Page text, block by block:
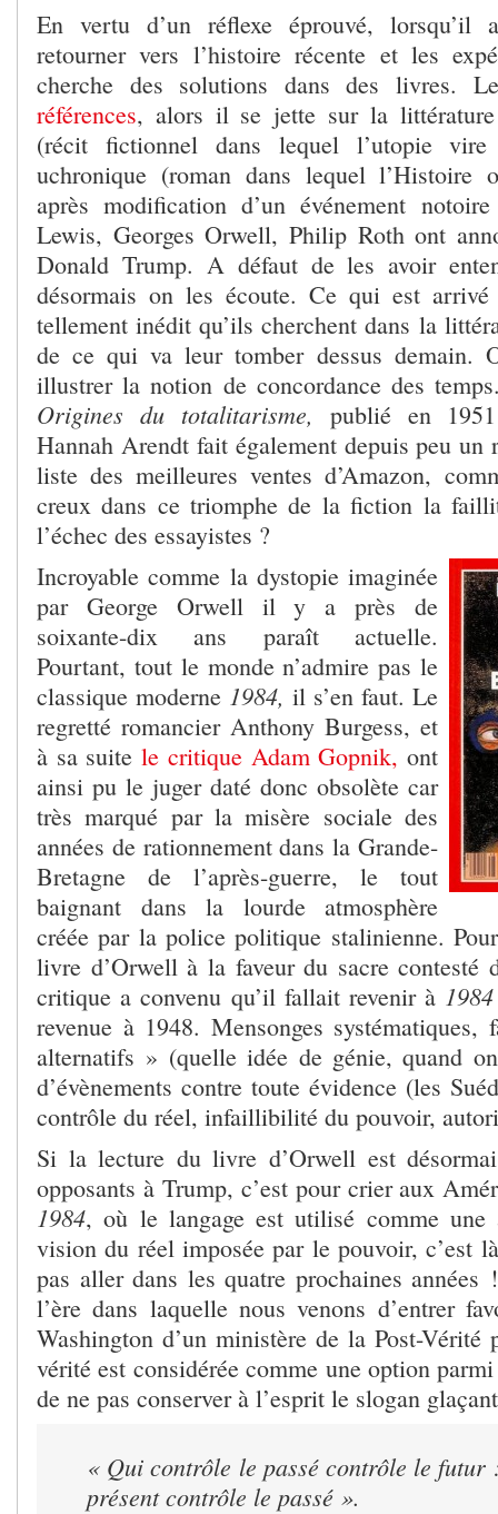
En vertu d’un réflexe éprouvé, lorsqu’il
retourner vers l’histoire récente et les
cherche des solutions dans des livres.
références, alors il se jette sur la littérature
(récit fictionnel dans lequel l’utopie
uchronique (roman dans lequel l’Histoire
après modification d’un événement
Lewis, Georges Orwell, Philip Roth ont
Donald Trump. A défaut de les avoir
désormais on les écoute. Ce qui est
tellement inédit qu’ils cherchent dans la
de ce qui va leur tomber dessus demain.
illustrer la notion de concordance des
Origines du totalitarisme, publié en
Hannah Arendt fait également depuis peu un
liste des meilleures ventes d’Amazon,
creux dans ce triomphe de la fiction la
l’échec des essayistes ?
Incroyable comme la dystopie imaginée
par George Orwell il y a près de
soixante-dix ans paraît actuelle.
Pourtant, tout le monde n’admire pas le
classique moderne 1984, il s’en faut. Le
regretté romancier Anthony Burgess, et
à sa suitele critique Adam Gopnik, ont
ainsi pu le juger daté donc obsolète car
très marqué par la misère sociale des
années de rationnement dans la Grande-
Bretagne de l’après-guerre, le tout
baignant dans la lourde atmosphère
créée par la police politique stalinienne.
livre d’Orwell à la faveur du sacre contesté
critique a convenu qu’il fallait revenir à
revenue à 1948. Mensonges
alternatifs » (quelle idée de génie, quand
d’évènements contre toute évidence (les
contrôle du réel, infaillibilité du pouvoir,
Si la lecture du livre d’Orwell est
opposants à Trump, c’est pour crier aux
1984, où le langage est utilisé comme
vision du réel imposée par le pouvoir, c’est
pas aller dans les quatre prochaines
l’ère dans laquelle nous venons d’entrer
Washington d’un ministère de la Post-Vérité
vérité est considérée comme une option
de ne pas conserver à l’esprit le slogan
« Qui contrôle le passé contrôle le
présent contrôle le passé ».